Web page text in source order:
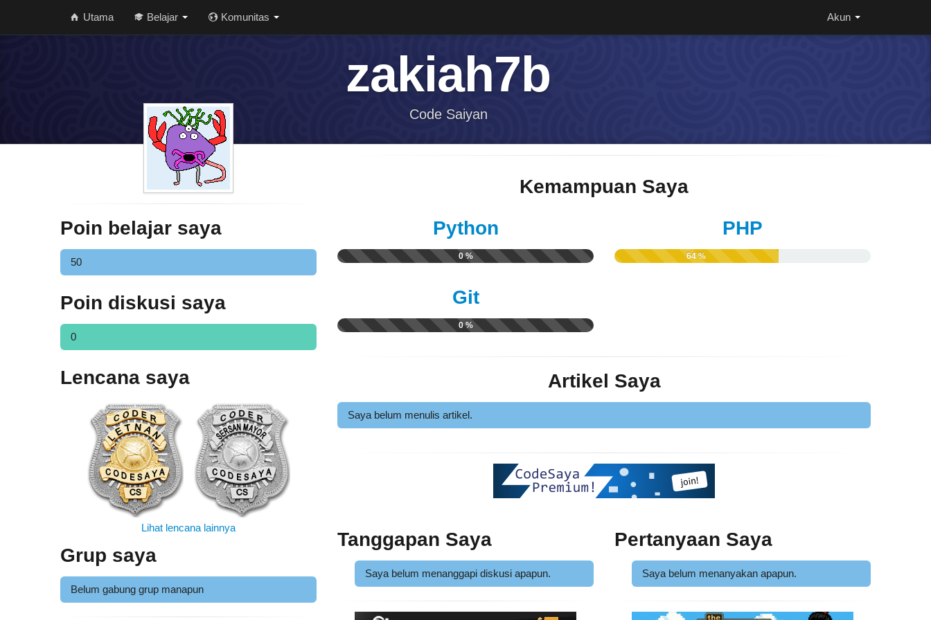
Utama Belajar Komunitas Akun
zakiah7b
Code Saiyan
Poin belajar saya
50
Poin diskusi saya
0
Lencana saya
Lihat lencana lainnya
Grup saya
Belum gabung grup manapun
Kemampuan Saya
Python
0 %
PHP
64 %
Git
0 %
Artikel Saya
Saya belum menulis artikel.
Tanggapan Saya
Saya belum menanggapi diskusi apapun.
Pertanyaan Saya
Saya belum menanyakan apapun.